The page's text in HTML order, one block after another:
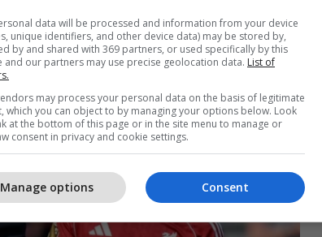
tha ish-sulmuesi i Manchester United
“The Wayne Rooney Show”.
data will be processed and information from your device
unique identifiers, and other device data) may be stored by,
by and shared with 369 partners, or used specifically by this
and our partners may use precise geolocation data. List of
may process your personal data on the basis of legitimate
which you can object to by managing your options below. Look
at the bottom of this page or in the site menu to manage or
consent in privacy and cookie settings.
Consent
Manage options